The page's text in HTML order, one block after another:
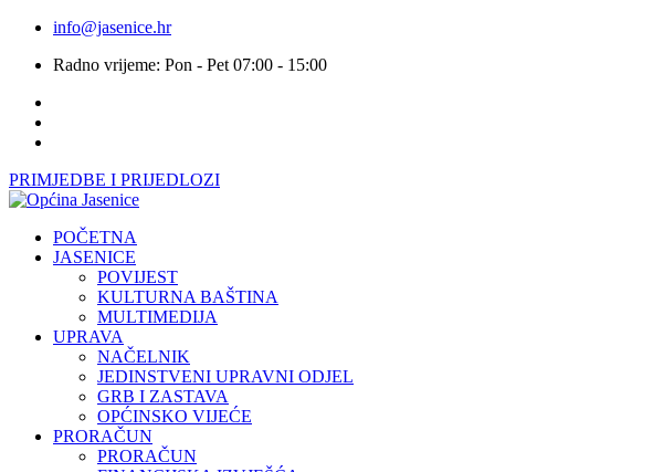
info@jasenice.hr
Radno vrijeme: Pon - Pet 07:00 - 15:00
PRIMJEDBE I PRIJEDLOZI
POČETNA
JASENICE
POVIJEST
KULTURNA BAŠTINA
MULTIMEDIJA
UPRAVA
NAČELNIK
JEDINSTVENI UPRAVNI ODJEL
GRB I ZASTAVA
OPĆINSKO VIJEĆE
PRORAČUN
PRORAČUN